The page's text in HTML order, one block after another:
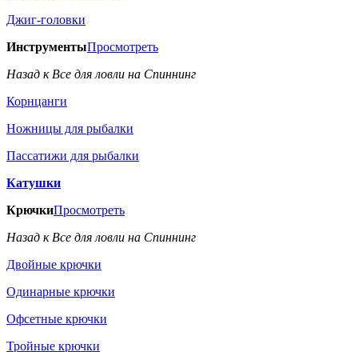
Джиг-головки
ИнструментыПросмотреть
Назад к Все для ловли на Спиннинг
Корнцанги
Ножницы для рыбалки
Пассатижи для рыбалки
Катушки
КрючкиПросмотреть
Назад к Все для ловли на Спиннинг
Двойные крючки
Одинарные крючки
Офсетные крючки
Тройные крючки